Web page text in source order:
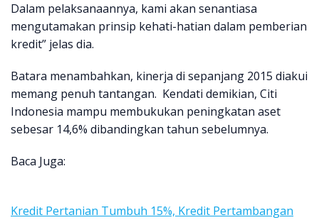
Dalam pelaksanaannya, kami akan senantiasa
mengutamakan prinsip kehati-hatian dalam pemberian
kredit” jelas dia.
Batara menambahkan, kinerja di sepanjang 2015 diakui
memang penuh tantangan. Kendati demikian, Citi
Indonesia mampu membukukan peningkatan aset
sebesar 14,6% dibandingkan tahun sebelumnya.
Baca Juga:
Kredit Pertanian Tumbuh 15%, Kredit Pertambangan